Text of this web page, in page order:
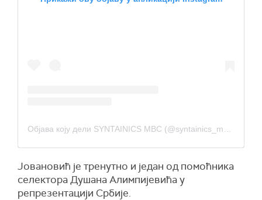
Јовановић је тренутно и један од помоћника
селектора Душана Алимпијевића у
репрезентацији Србије.